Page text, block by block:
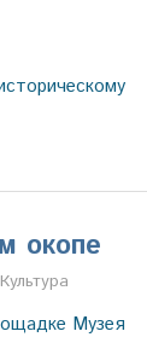
окопе
Культура
Музея